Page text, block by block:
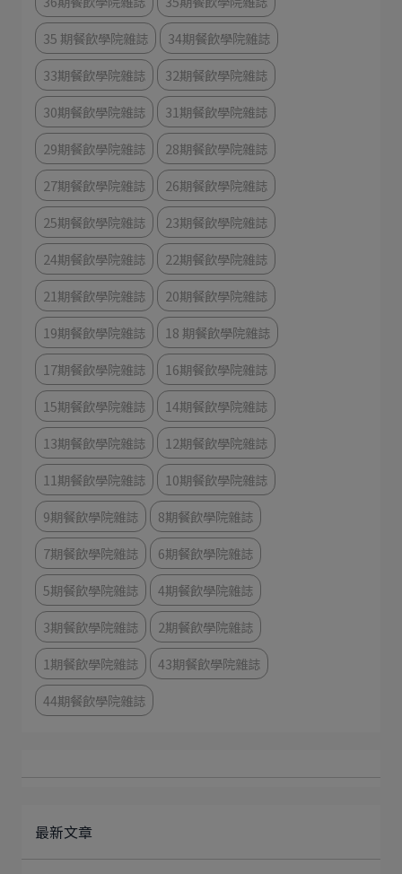
35 期餐飲學院雜誌
34期餐飲學院雜誌
33期餐飲學院雜誌
32期餐飲學院雜誌
30期餐飲學院雜誌
31期餐飲學院雜誌
29期餐飲學院雜誌
28期餐飲學院雜誌
27期餐飲學院雜誌
26期餐飲學院雜誌
25期餐飲學院雜誌
23期餐飲學院雜誌
24期餐飲學院雜誌
22期餐飲學院雜誌
21期餐飲學院雜誌
20期餐飲學院雜誌
19期餐飲學院雜誌
18 期餐飲學院雜誌
17期餐飲學院雜誌
16期餐飲學院雜誌
15期餐飲學院雜誌
14期餐飲學院雜誌
13期餐飲學院雜誌
12期餐飲學院雜誌
11期餐飲學院雜誌
10期餐飲學院雜誌
9期餐飲學院雜誌
8期餐飲學院雜誌
7期餐飲學院雜誌
6期餐飲學院雜誌
5期餐飲學院雜誌
4期餐飲學院雜誌
3期餐飲學院雜誌
2期餐飲學院雜誌
1期餐飲學院雜誌
43期餐飲學院雜誌
44期餐飲學院雜誌
最新文章